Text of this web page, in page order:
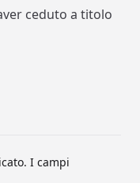
ceduto a titolo
I campi